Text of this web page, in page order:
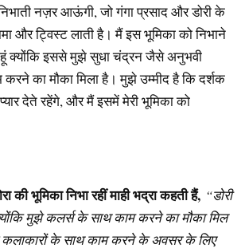
नज़र आऊंगी, जो गंगा प्रसाद और डोरी के
और ट्विस्ट लाती है। मैं इस भूमिका को निभाने
हूं क्योंकि इससे मुझे सुधा चंद्रन जैसे अनुभवी
का मौका मिला है। मुझे उम्मीद है कि दर्शक
देते रहेंगे, और मैं इसमें मेरी भूमिका को
की भूमिका निभा रहीं माही भद्रा कहती हैं, “डोरी
मुझे कलर्स के साथ काम करने का मौका मिल
कलाकारों के साथ काम करने के अवसर के लिए